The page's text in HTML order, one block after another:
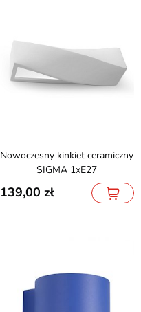
Nowoczesny kinkiet ceramiczny
SIGMA 1xE27
139,00